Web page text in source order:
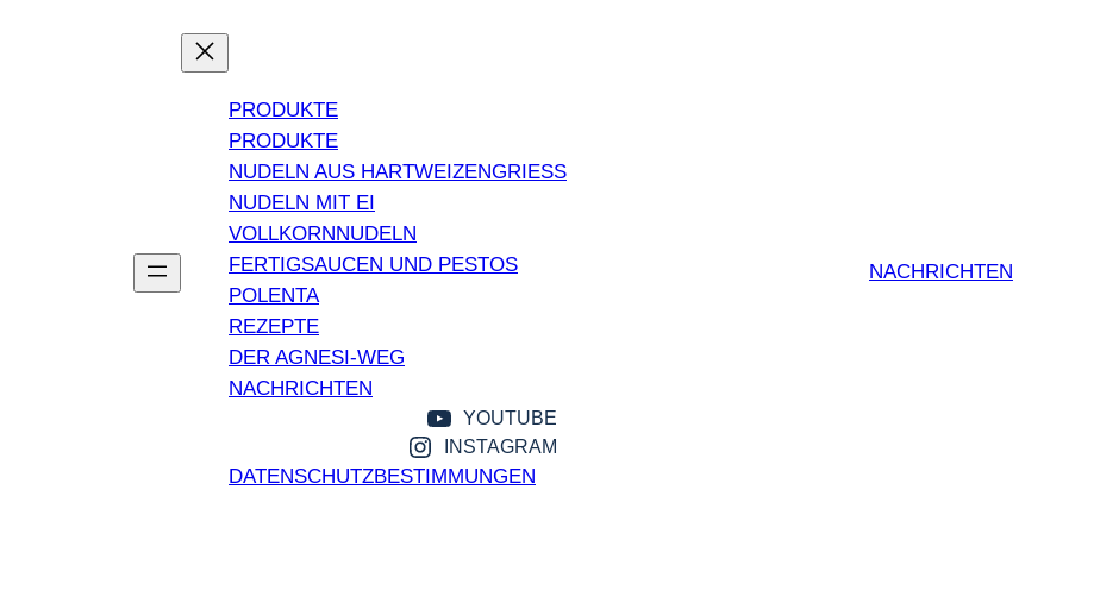
PRODUKTE
PRODUKTE
NUDELN AUS HARTWEIZENGRIESS
NUDELN MIT EI
VOLLKORNNUDELN
FERTIGSAUCEN UND PESTOS
POLENTA
REZEPTE
DER AGNESI-WEG
NACHRICHTEN
YOUTUBE
INSTAGRAM
DATENSCHUTZBESTIMMUNGEN
NACHRICHTEN